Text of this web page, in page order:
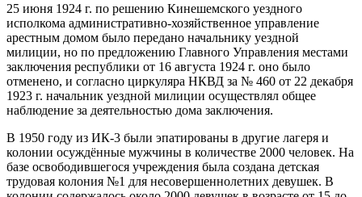
25 июня 1924 г. по решению Кинешемского уездного
исполкома административно-хозяйственное управление
арестным домом было передано начальнику уездной
милиции, но по предложению Главного Управления местами
заключения республики от 16 августа 1924 г. оно было
отменено, и согласно циркуляра НКВД за № 460 от 22 декабря
1923 г. начальник уездной милиции осуществлял общее
наблюдение за деятельностью дома заключения.
В 1950 году из ИК-3 были эпатированы в другие лагеря и
колонии осуждённые мужчины в количестве 2000 человек. На
базе освободившегося учреждения была создана детская
трудовая колония №1 для несовершеннолетних девушек. В